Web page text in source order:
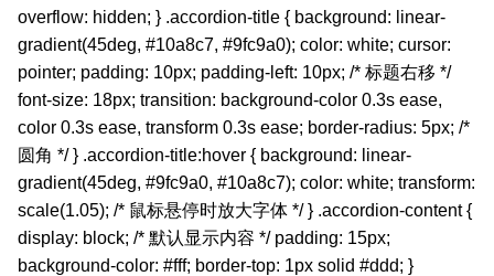
overflow: hidden; } .accordion-title { background: linear-
gradient(45deg, #10a8c7, #9fc9a0); color: white; cursor:
pointer; padding: 10px; padding-left: 10px; /* 标题右移 */
font-size: 18px; transition: background-color 0.3s ease,
color 0.3s ease, transform 0.3s ease; border-radius: 5px; /*
圆角 */ } .accordion-title:hover { background: linear-
gradient(45deg, #9fc9a0, #10a8c7); color: white; transform:
scale(1.05); /* 鼠标悬停时放大字体 */ } .accordion-content {
display: block; /* 默认显示内容 */ padding: 15px;
background-color: #fff; border-top: 1px solid #ddd; }